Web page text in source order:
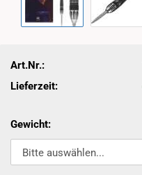
Art.Nr.:
Lieferzeit:
Gewicht: